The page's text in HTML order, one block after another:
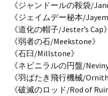
《ジャンドールの鞍袋/
《ジェイムデー秘本/
《道化の帽子/Jester’s Cap》
《弱者の石/Meekstone》
《石臼/Millstone》
《ネビニラルの円盤/
《羽ばたき飛行機械/
《破滅のロッド/Rod of Ruin